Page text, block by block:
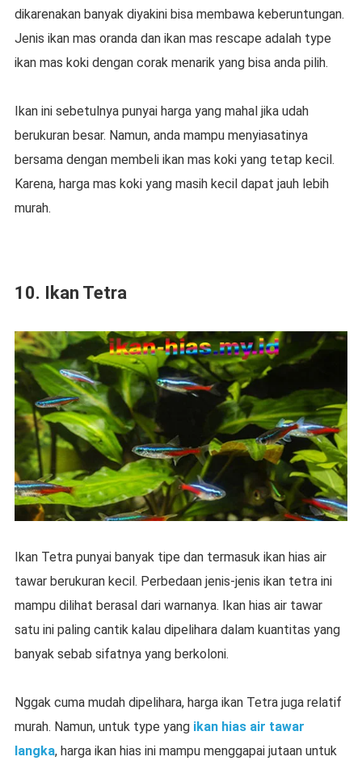
dikarenakan banyak diyakini bisa membawa keberuntungan.
Jenis ikan mas oranda dan ikan mas rescape adalah type
ikan mas koki dengan corak menarik yang bisa anda pilih.
Ikan ini sebetulnya punyai harga yang mahal jika udah
berukuran besar. Namun, anda mampu menyiasatinya
bersama dengan membeli ikan mas koki yang tetap kecil.
Karena, harga mas koki yang masih kecil dapat jauh lebih
murah.
10. Ikan Tetra
Ikan Tetra punyai banyak tipe dan termasuk ikan hias air
tawar berukuran kecil. Perbedaan jenis-jenis ikan tetra ini
mampu dilihat berasal dari warnanya. Ikan hias air tawar
satu ini paling cantik kalau dipelihara dalam kuantitas yang
banyak sebab sifatnya yang berkoloni.
Nggak cuma mudah dipelihara, harga ikan Tetra juga relatif
murah. Namun, untuk type yang ikan hias air tawar
langka, harga ikan hias ini mampu menggapai jutaan untuk